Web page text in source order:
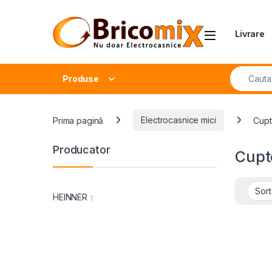
Open Livrare
Produse
Search for:
Prima pagină Electrocasnice mici
Producator
HEINNER 1